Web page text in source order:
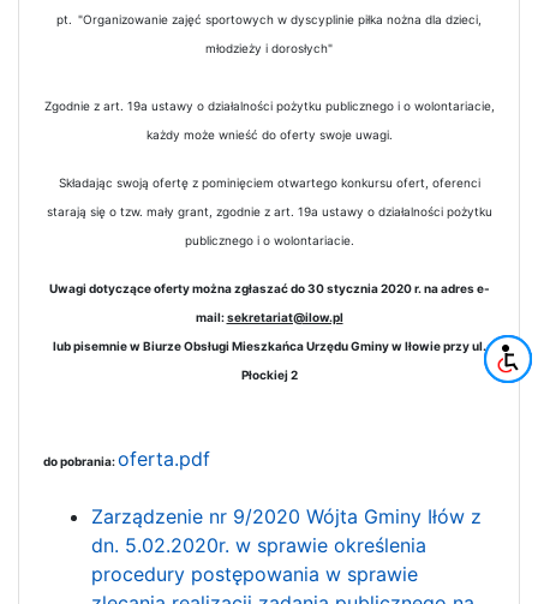
pt. "Organizowanie zajęć sportowych w dyscyplinie piłka nożna dla dzieci,
młodzieży i dorosłych"
Zgodnie z art. 19a ustawy o działalności pożytku publicznego i o wolontariacie,
każdy może wnieść do oferty swoje uwagi.
Składając swoją ofertę z pominięciem otwartego konkursu ofert, oferenci
starają się o tzw. mały grant, zgodnie z art. 19a ustawy o działalności pożytku
publicznego i o wolontariacie.
Uwagi dotyczące oferty można zgłaszać do 30 stycznia 2020 r. na adres e-
mail:sekretariat@ilow.pl
lub pisemnie w Biurze Obsługi Mieszkańca Urzędu Gminy w Iłowie przy ul.
Płockiej 2
do pobrania:oferta.pdf
Zarządzenie nr 9/2020 Wójta Gminy Iłów z
dn. 5.02.2020r. w sprawie określenia
procedury postępowania w sprawie